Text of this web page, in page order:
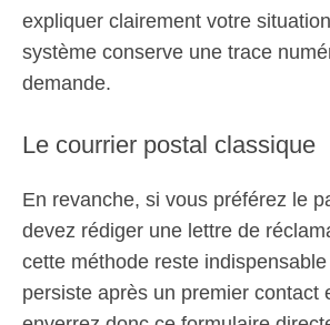
expliquer clairement votre
système conserve une trace
demande.
Le courrier postal classique
En revanche, si vous préférez le
devez rédiger une lettre de
cette méthode reste
persiste après un premier contact